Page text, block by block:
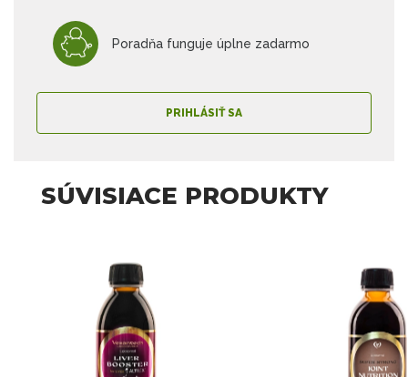
Poradňa funguje úplne zadarmo
PRIHLÁSIŤ SA
SÚVISIACE PRODUKTY